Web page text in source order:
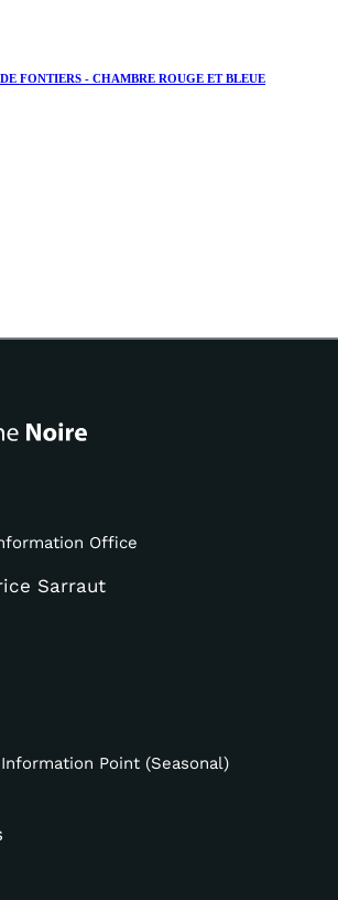
FONTIERS - CHAMBRE ROUGE ET BLEUE
Office
Sarraut
Point (Seasonal)